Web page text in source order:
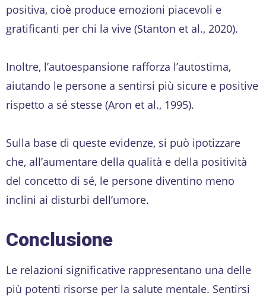
positiva, cioè produce emozioni piacevoli e
gratificanti per chi la vive (Stanton et al., 2020).
Inoltre, l’autoespansione rafforza l’autostima,
aiutando le persone a sentirsi più sicure e positive
rispetto a sé stesse (Aron et al., 1995).
Sulla base di queste evidenze, si può ipotizzare
che, all’aumentare della qualità e della positività
del concetto di sé, le persone diventino meno
inclini ai disturbi dell’umore.
Conclusione
Le relazioni significative rappresentano una delle
più potenti risorse per la salute mentale. Sentirsi